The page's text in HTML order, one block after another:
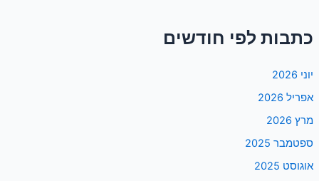
כתבות לפי חודשים
יוני 2026
אפריל 2026
מרץ 2026
ספטמבר 2025
אוגוסט 2025